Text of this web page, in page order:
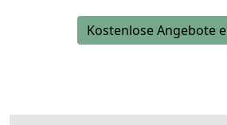
Kostenlose Angebote